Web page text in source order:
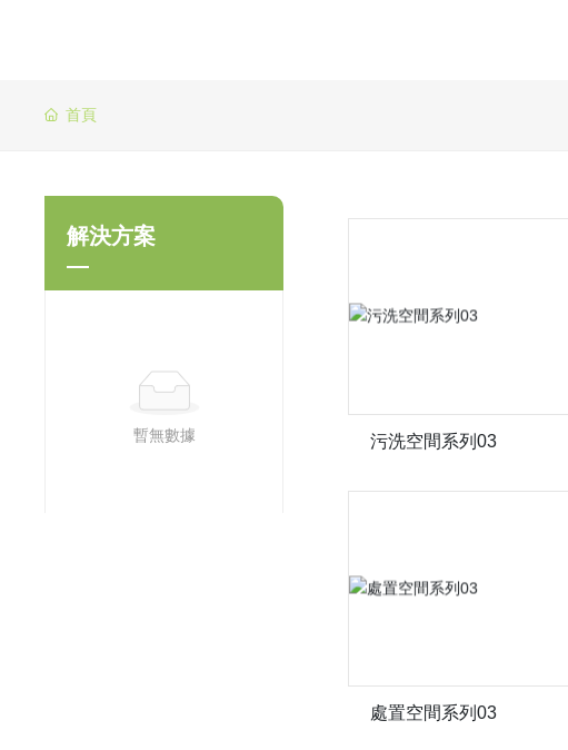
首頁
解決方案
暫無數據 污洗空間系列03
處置空間系列03